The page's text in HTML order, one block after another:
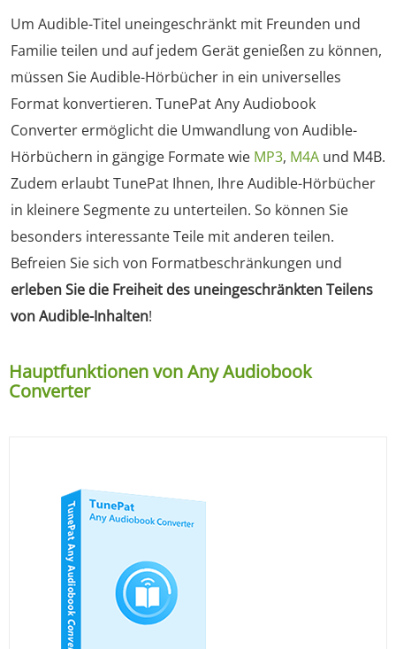
Um Audible-Titel uneingeschränkt mit Freunden und
Familie teilen und auf jedem Gerät genießen zu können,
müssen Sie Audible-Hörbücher in ein universelles
Format konvertieren. TunePat Any Audiobook
Converter ermöglicht die Umwandlung von Audible-
Hörbüchern in gängige Formate wie MP3, M4A und M4B.
Zudem erlaubt TunePat Ihnen, Ihre Audible-Hörbücher
in kleinere Segmente zu unterteilen. So können Sie
besonders interessante Teile mit anderen teilen.
Befreien Sie sich von Formatbeschränkungen und
erleben Sie die Freiheit des uneingeschränkten Teilens
von Audible-Inhalten!
Hauptfunktionen von Any Audiobook
Converter